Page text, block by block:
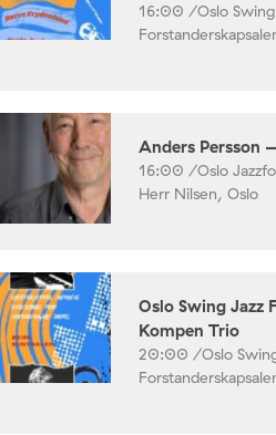
16:00 /Oslo
Anders Persson
16:00 /Oslo
Herr Nilsen, Oslo
Oslo Swing Jazz
Kompen Trio
20:00 /Oslo